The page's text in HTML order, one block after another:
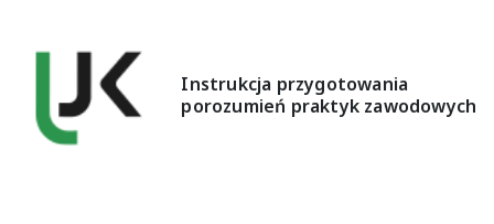
Instrukcja przygotowania
porozumień praktyk zawodowych